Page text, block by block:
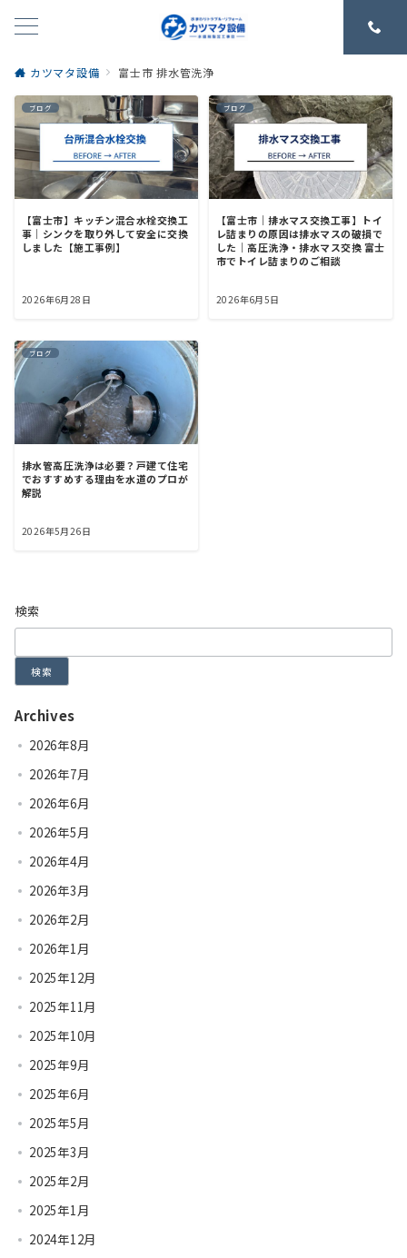
カツマタ設備 富士市 排水管洗浄
ブログ
【富士市】キッチン混合水栓交換工
事｜シンクを取り外して安全に交換
しました【施工事例】
2026年6月28日
ブログ
【富士市｜排水マス交換工事】トイ
レ詰まりの原因は排水マスの破損で
した｜高圧洗浄・排水マス交換 富士
市でトイレ詰まりのご相談
2026年6月5日
ブログ
排水管高圧洗浄は必要？戸建て住宅
でおすすめする理由を水道のプロが
解説
2026年5月26日
検索
検索
Archives
2026年8月
2026年7月
2026年6月
2026年5月
2026年4月
2026年3月
2026年2月
2026年1月
2025年12月
2025年11月
2025年10月
2025年9月
2025年6月
2025年5月
2025年3月
2025年2月
2025年1月
2024年12月